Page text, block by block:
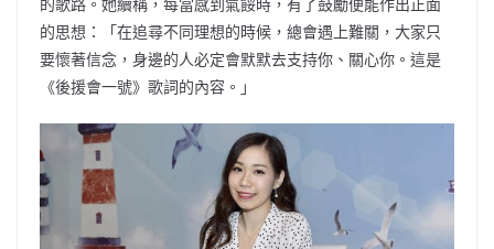
的歌路。她續稱，每當感到氣餒時，有了鼓勵便能作出正面
的思想：「在追尋不同理想的時候，總會遇上難關，大家只
要懷著信念，身邊的人必定會默默去支持你、關心你。這是
《後援會一號》歌詞的內容。」